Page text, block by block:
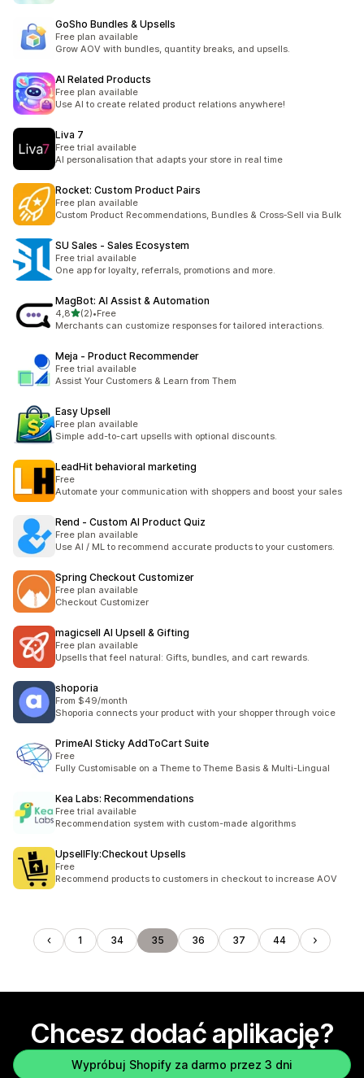
GoSho Bundles & Upsells
Free plan available
Grow AOV with bundles, quantity breaks, and upsells.
AI Related Products
Free plan available
Use AI to create related product relations anywhere!
Liva 7
Free trial available
AI personalisation that adapts your store in real time
Rocket: Custom Product Pairs
Free plan available
Custom Product Recommendations, Bundles & Cross‑Sell via Bulk
SU Sales ‑ Sales Ecosystem
Free trial available
One app for loyalty, referrals, promotions and more.
MagBot: AI Assist & Automation
4,8na 5 gwiazdek
(2)
Łączna liczba recenzji: 2
•Free
Merchants can customize responses for tailored interactions.
Meja ‑ Product Recommender
Free trial available
Assist Your Customers & Learn from Them
Easy Upsell
Free plan available
Simple add-to-cart upsells with optional discounts.
LeadHit behavioral marketing
Free
Automate your communication with shoppers and boost your sales
Rend ‑ Custom AI Product Quiz
Free plan available
Use AI / ML to recommend accurate products to your customers.
Spring Checkout Customizer
Free plan available
Checkout Customizer
magicsell AI Upsell & Gifting
Free plan available
Upsells that feel natural: Gifts, bundles, and cart rewards.
shoporia
From $49/month
Shoporia connects your product with your shopper through voice
PrimeAI Sticky AddToCart Suite
Free
Fully Customisable on a Theme to Theme Basis & Multi-Lingual
Kea Labs: Recommendations
Free trial available
Recommendation system with custom-made algorithms
UpsellFly:Checkout Upsells
Free
Recommend products to customers in checkout to increase AOV
1 34 35 36 37 44
Chcesz dodać aplikację?
Wypróbuj Shopify za darmo przez 3 dni